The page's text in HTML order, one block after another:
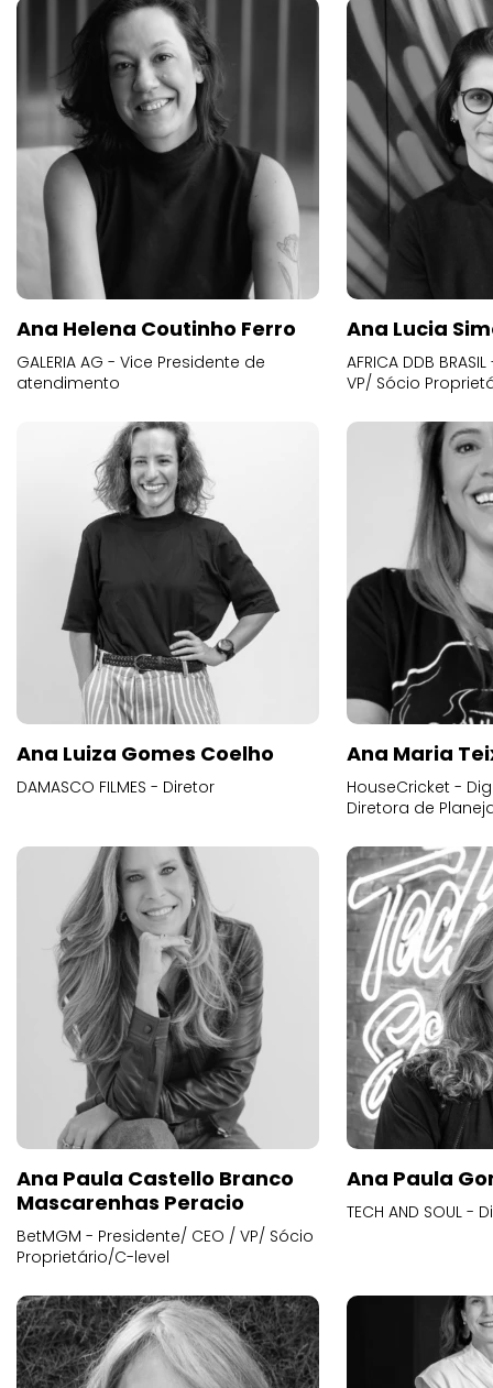
Ana Helena Coutinho Ferro
GALERIA AG - Vice Presidente de
atendimento
Ana Lucia
AFRICA DDB
VP/ Sócio
Ana Luiza Gomes Coelho
DAMASCO FILMES - Diretor
Ana Maria
HouseCricket -
Diretora de
Ana Paula Castello Branco
Mascarenhas Peracio
BetMGM - Presidente/ CEO / VP/ Sócio
Proprietário/C-level
Ana Paula
TECH AND SOUL